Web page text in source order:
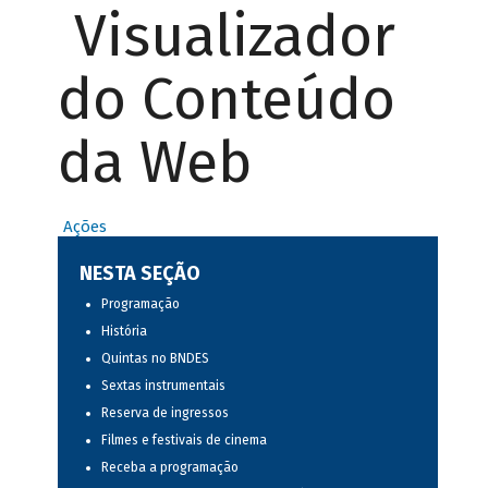
Visualizador
do Conteúdo
da Web
Ações
NESTA SEÇÃO
Programação
História
Quintas no BNDES
Sextas instrumentais
Reserva de ingressos
Filmes e festivais de cinema
Receba a programação